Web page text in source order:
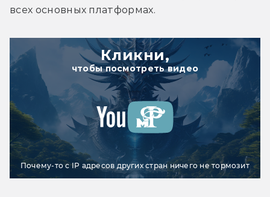
всех основных платформах.
Кликни,
чтобы посмотреть видео
Почему-то с IP адресов других стран ничего не тормозит